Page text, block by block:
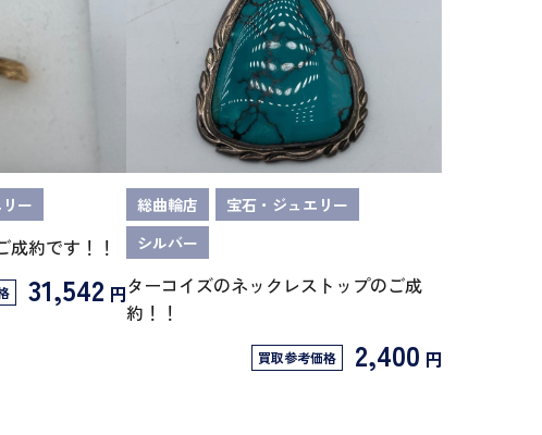
ー
成約です！！
31,542 円
総曲輪店
宝石・ジュエリー
シルバー
ターコイズのネックレストップのご成
約！！
買取参考価格 2,400 円